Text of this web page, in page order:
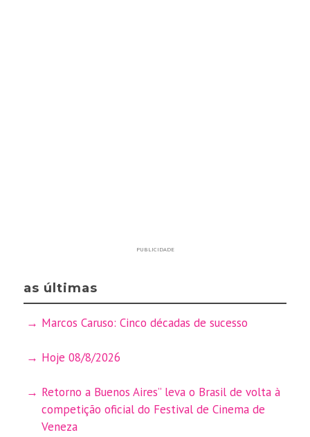
PUBLICIDADE
as últimas
Marcos Caruso: Cinco décadas de sucesso
Hoje 08/8/2026
Retorno a Buenos Aires” leva o Brasil de volta à
competição oficial do Festival de Cinema de
Veneza